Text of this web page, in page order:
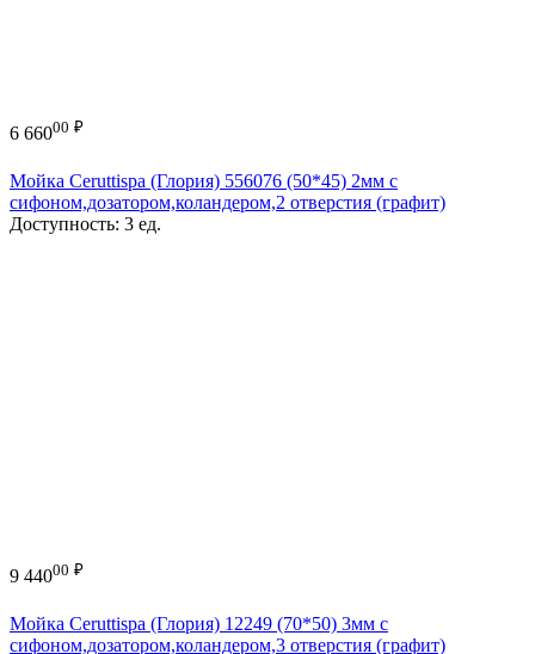
6 66000 ₽
Мойка Ceruttispa (Глория) 556076 (50*45) 2мм с
сифоном,дозатором,коландером,2 отверстия (графит)
Доступность: 3 ед.
9 44000 ₽
Мойка Ceruttispa (Глория) 12249 (70*50) 3мм с
сифоном,дозатором,коландером,3 отверстия (графит)